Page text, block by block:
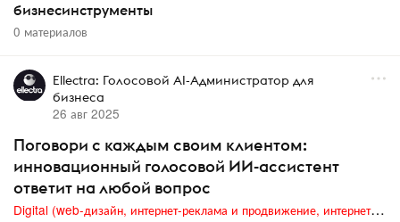
бизнесинструменты
0 материалов
Ellectra: Голосовой AI-Администратор для
бизнеса
26 авг 2025
Поговори с каждым своим клиентом:
инновационный голосовой ИИ-ассистент
ответит на любой вопрос
Digital (web-дизайн, интернет-реклама и продвижение, интернет-сообщества и блоги, интернет-коммуникации, мобильный маркетинг, реклама на цифровых экранах)